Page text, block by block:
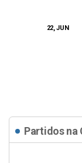
22, JUN
Partidos na